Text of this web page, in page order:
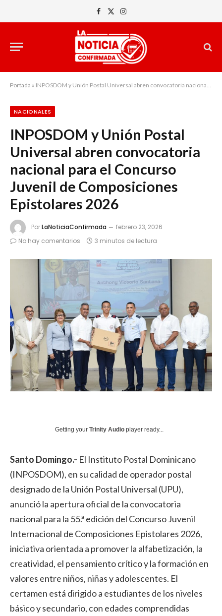
Facebook
X
Instagram
Portada » INPOSDOM y Unión Postal Universal abren convocatoria nacional para el Concurso Juvenil de Composiciones Epistolares 2026
NACIONALES
INPOSDOM y Unión Postal
Universal abren convocatoria
nacional para el Concurso
Juvenil de Composiciones
Epistolares 2026
PorLaNoticiaConfirmada
febrero 23, 2026
No hay comentarios
3 minutos de lectura
Getting your Trinity Audio player ready...
Santo Domingo.- El Instituto Postal Dominicano
(INPOSDOM), en su calidad de operador postal
designado de la Unión Postal Universal (UPU),
anunció la apertura oficial de la convocatoria
nacional para la 55.ª edición del Concurso Juvenil
Internacional de Composiciones Epistolares 2026,
iniciativa orientada a promover la alfabetización, la
creatividad, el pensamiento crítico y la formación en
valores entre niños, niñas y adolescentes. El
certamen está dirigido a estudiantes de los niveles
básico y secundario, con edades comprendidas